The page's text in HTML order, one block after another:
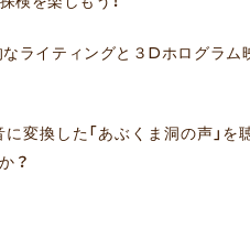
ライティングと３Dホログラム
換した「あぶくま洞の声」を
？